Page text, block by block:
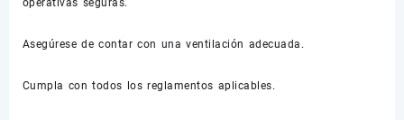
operativas seguras.
Asegúrese de contar con una ventilación adecuada.
Cumpla con todos los reglamentos aplicables.